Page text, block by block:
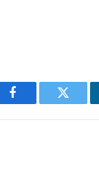
Facebook Twitter